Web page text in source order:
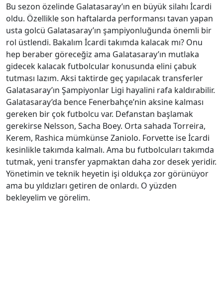
Bu sezon özelinde Galatasaray’ın en büyük silahı İcardi
oldu. Özellikle son haftalarda performansı tavan yapan
usta golcü Galatasaray’ın şampiyonluğunda önemli bir
rol üstlendi. Bakalım İcardi takımda kalacak mı? Onu
hep beraber göreceğiz ama Galatasaray’ın mutlaka
gidecek kalacak futbolcular konusunda elini çabuk
tutması lazım. Aksi taktirde geç yapılacak transferler
Galatasaray’ın Şampiyonlar Ligi hayalini rafa kaldırabilir.
Galatasaray’da bence Fenerbahçe’nin aksine kalması
gereken bir çok futbolcu var. Defanstan başlamak
gerekirse Nelsson, Sacha Boey. Orta sahada Torreira,
Kerem, Rashica mümkünse Zaniolo. Forvette ise İcardi
kesinlikle takımda kalmalı. Ama bu futbolcuları takımda
tutmak, yeni transfer yapmaktan daha zor desek yeridir.
Yönetimin ve teknik heyetin işi oldukça zor görünüyor
ama bu yıldızları getiren de onlardı. O yüzden
bekleyelim ve görelim.